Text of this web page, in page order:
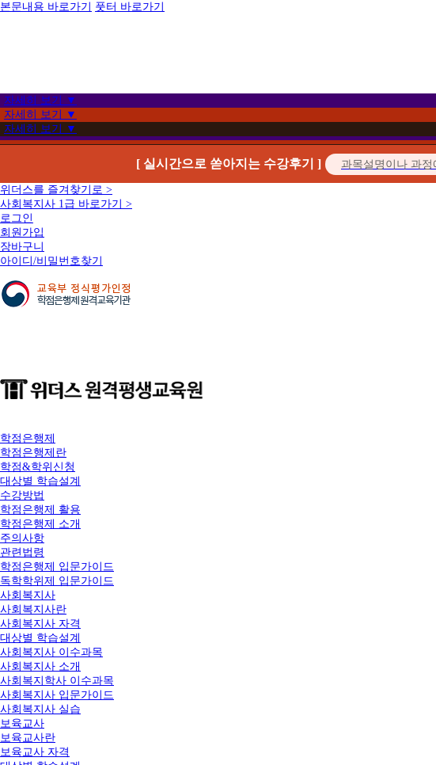
본문내용 바로가기 풋터 바로가기
자세히 보기 ▼
자세히 보기 ▼
자세히 보기 ▼
[ 실시간으로 쏟아지는 수강후기 ]
위더스를 즐겨찾기로 >
사회복지사 1급 바로가기 >
로그인
회원가입
장바구니
아이디/비밀번호찾기
학점은행제
학점은행제란
학점&학위신청
대상별 학습설계
수강방법
학점은행제 활용
학점은행제 소개
주의사항
관련법령
학점은행제 입문가이드
독학학위제 입문가이드
사회복지사
사회복지사란
사회복지사 자격
대상별 학습설계
사회복지사 이수과목
사회복지사 소개
사회복지학사 이수과목
사회복지사 입문가이드
사회복지사 실습
보육교사
보육교사란
보육교사 자격